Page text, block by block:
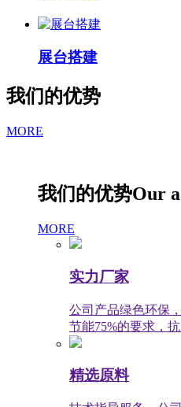
展台搭建
我们的优势
MORE
我们的优势Our
MORE
实力厂家
公司产品绿色环保
节能75%的要求，
精选原料